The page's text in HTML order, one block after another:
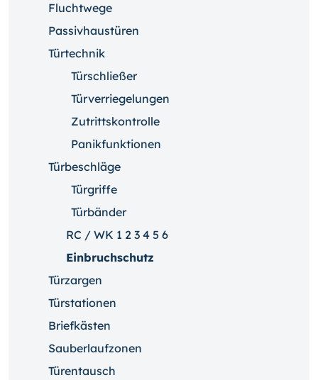
Fluchtwege
Passivhaustüren
Türtechnik
Türschließer
Türverriegelungen
Zutrittskontrolle
Panikfunktionen
Türbeschläge
Türgriffe
Türbänder
RC / WK 1 2 3 4 5 6
Einbruchschutz
Türzargen
Türstationen
Briefkästen
Sauberlaufzonen
Türentausch